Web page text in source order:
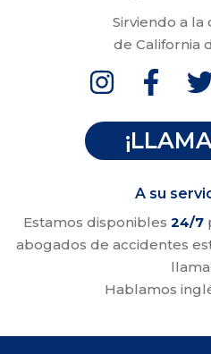
Sirviendo a
de California
A su
Estamos disponibles 24/7
abogados de accidentes
Hablamos